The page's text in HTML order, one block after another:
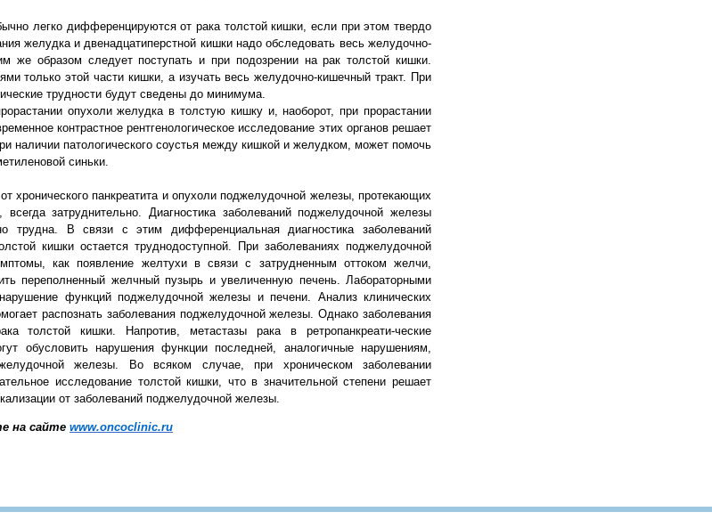
легко дифференцируются от рака толстой кишки, если при этом твердо
желудка и двенадцатиперстной кишки надо обследовать весь желудочно-
же образом следует поступать и при подозрении на рак толстой кишки.
только этой части кишки, а изучать весь желудочно-кишечный тракт. При
трудности будут сведены до минимума.
опухоли желудка в толстую кишку и, наоборот, при прорастании
контрастное рентгенологическое исследование этих органов решает
наличии патологического соустья между кишкой и желудком, может помочь
синьки.
хронического панкреатита и опухоли поджелудочной железы, протекающих
затруднительно. Диагностика заболеваний поджелудочной железы
трудна. В связи с этим дифференциальная диагностика заболеваний
кишки остается труднодоступной. При заболеваниях поджелудочной
как появление желтухи в связи с затрудненным оттоком желчи,
переполненный желчный пузырь и увеличенную печень. Лабораторными
функций поджелудочной железы и печени. Анализ клинических
распознать заболевания поджелудочной железы. Однако заболевания
толстой кишки. Напротив, метастазы рака в ретропанкреати-ческие
обусловить нарушения функции последней, аналогичные нарушениям,
железы. Во всяком случае, при хроническом заболевании
исследование толстой кишки, что в значительной степени решает
от заболеваний поджелудочной железы.
на сайте www.oncoclinic.ru